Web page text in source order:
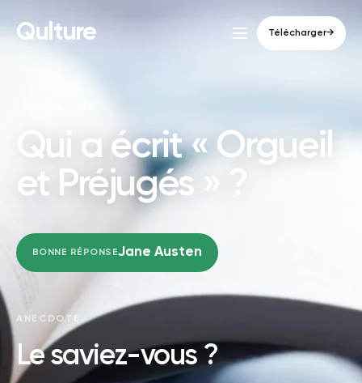
Qulture Télécharger→
Qui a écrit « Orgueil
et Préjugés » ?
BONNE RÉPONSEJane Austen
ANECDOTE
Le saviez-vous ?